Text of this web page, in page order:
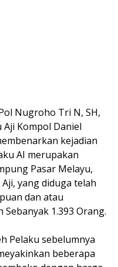
Nugroho Tri N, SH,
Aji Kompol Daniel
kejadian
AI merupakan
Pasar Melayu,
yang diduga telah
dan atau
1.393 Orang.
Pelaku sebelumnya
beberapa